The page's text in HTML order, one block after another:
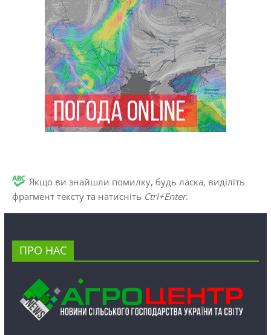
Якщо ви знайшли помилку, будь ласка, виділіть
фрагмент тексту та натисніть Ctrl+Enter.
ПРО НАС